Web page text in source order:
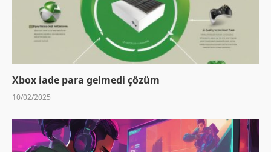
Xbox iade para gelmedi çözüm
10/02/2025